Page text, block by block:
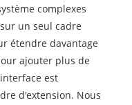
complexes
un seul cadre
étendre davantage
ajouter plus de
est
d'extension. Nous